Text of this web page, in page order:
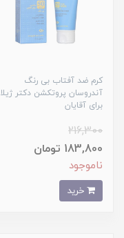
کرم ضد آفتاب بی رنگ
آندروسان پروتکشن دکتر ژیلا
برای آقایان
216,300
183,800 تومان
ناموجود